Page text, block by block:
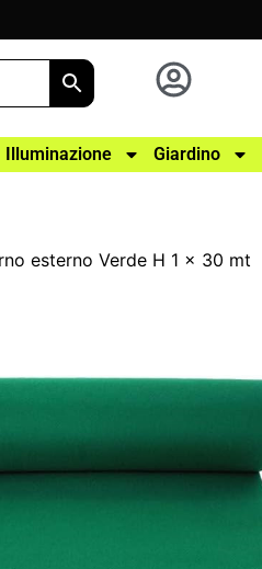
Illuminazione Giardino
esterno Verde H 1 x 30 mt